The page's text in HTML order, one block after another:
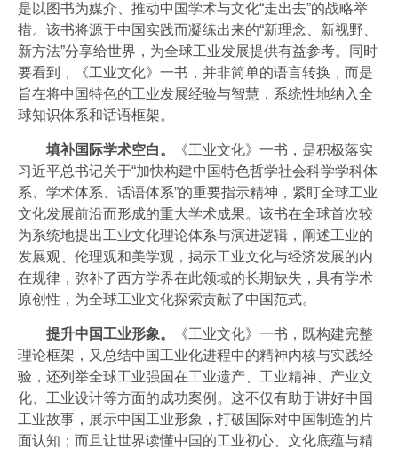
是以图书为媒介、推动中国学术与文化“走出去”的战略举
措。该书将源于中国实践而凝练出来的“新理念、新视野、
新方法”分享给世界，为全球工业发展提供有益参考。同时
要看到，《工业文化》一书，并非简单的语言转换，而是
旨在将中国特色的工业发展经验与智慧，系统性地纳入全
球知识体系和话语框架。
‌填补国际学术空白。
《工业文化》一书，是积极落实
习近平总书记关于“加快构建中国特色哲学社会科学学科体
系、学术体系、话语体系”的重要指示精神，紧盯全球工业
文化发展前沿而形成的重大学术成果。该书在全球首次较
为系统地提出工业文化理论体系与演进逻辑，阐述工业的
发展观、伦理观和美学观，揭示工业文化与经济发展的内
在规律，弥补了西方学界在此领域的长期缺失，具有学术
原创性，为全球工业文化探索贡献了中国范式。
提升中国工业形象‌。
《工业文化》一书，既构建完整
理论框架，又总结中国工业化进程中的精神内核与实践经
验，还列举全球工业强国在工业遗产、工业精神、产业文
化、工业设计等方面的成功案例。这不仅有助于讲好中国
工业故事，展示中国工业形象，打破国际对中国制造的片
面认知；而且让世界读懂中国的工业初心、文化底蕴与精